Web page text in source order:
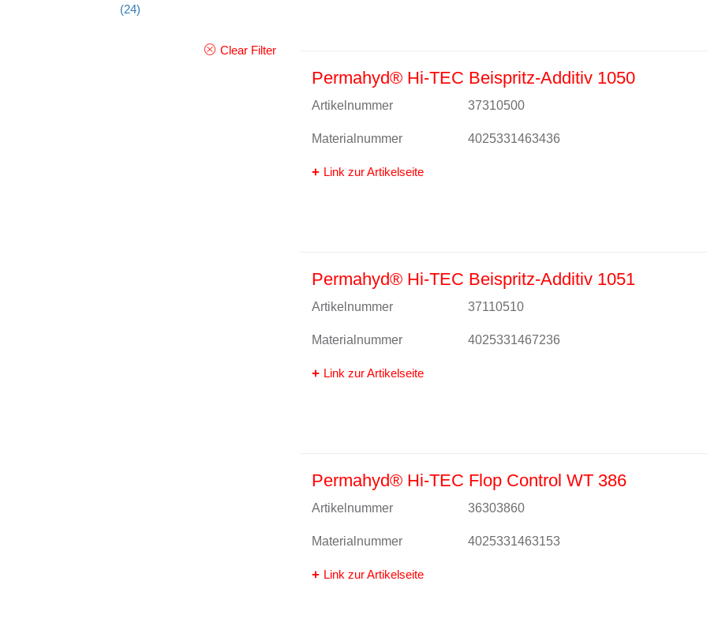
(24)
Clear Filter
Permahyd® Hi-TEC Beispritz-Additiv 1050
Artikelnummer 37310500
Materialnummer 4025331463436
Link zur Artikelseite
Permahyd® Hi-TEC Beispritz-Additiv 1051
Artikelnummer 37110510
Materialnummer 4025331467236
Link zur Artikelseite
Permahyd® Hi-TEC Flop Control WT 386
Artikelnummer 36303860
Materialnummer 4025331463153
Link zur Artikelseite